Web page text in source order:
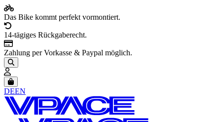
Das Bike kommt perfekt vormontiert.
14-tägiges Rückgaberecht.
Zahlung per Vorkasse & Paypal möglich.
Artikel im Warenkorb, Warenkorb anzeigen
DEEN